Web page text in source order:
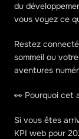
du
vous voyez ce
Restez
sommeil ou
aventures
👀 Pourquoi cet
Si vous êtes
KPI web pour